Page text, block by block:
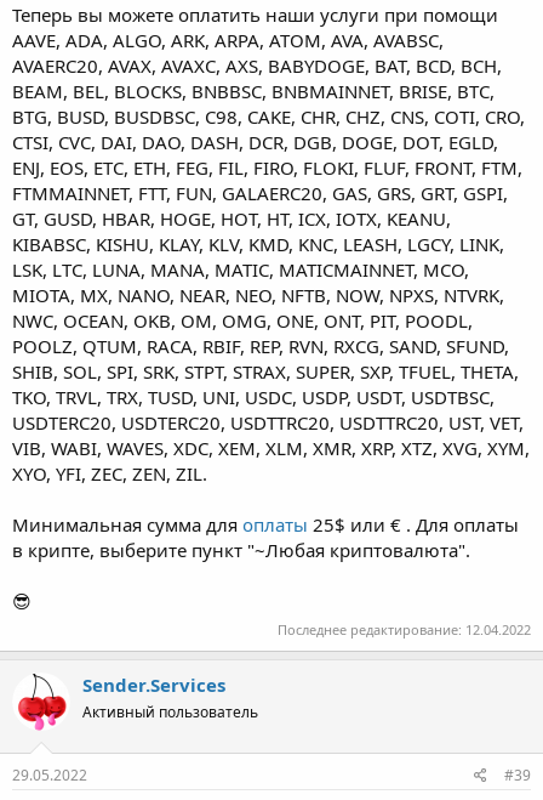
Теперь вы можете оплатить наши услуги при помощи
AAVE, ADA, ALGO, ARK, ARPA, ATOM, AVA, AVABSC,
AVAERC20, AVAX, AVAXC, AXS, BABYDOGE, BAT, BCD, BCH,
BEAM, BEL, BLOCKS, BNBBSC, BNBMAINNET, BRISE, BTC,
BTG, BUSD, BUSDBSC, C98, CAKE, CHR, CHZ, CNS, COTI, CRO,
CTSI, CVC, DAI, DAO, DASH, DCR, DGB, DOGE, DOT, EGLD,
ENJ, EOS, ETC, ETH, FEG, FIL, FIRO, FLOKI, FLUF, FRONT, FTM,
FTMMAINNET, FTT, FUN, GALAERC20, GAS, GRS, GRT, GSPI,
GT, GUSD, HBAR, HOGE, HOT, HT, ICX, IOTX, KEANU,
KIBABSC, KISHU, KLAY, KLV, KMD, KNC, LEASH, LGCY, LINK,
LSK, LTC, LUNA, MANA, MATIC, MATICMAINNET, MCO,
MIOTA, MX, NANO, NEAR, NEO, NFTB, NOW, NPXS, NTVRK,
NWC, OCEAN, OKB, OM, OMG, ONE, ONT, PIT, POODL,
POOLZ, QTUM, RACA, RBIF, REP, RVN, RXCG, SAND, SFUND,
SHIB, SOL, SPI, SRK, STPT, STRAX, SUPER, SXP, TFUEL, THETA,
TKO, TRVL, TRX, TUSD, UNI, USDC, USDP, USDT, USDTBSC,
USDTERC20, USDTERC20, USDTTRC20, USDTTRC20, UST, VET,
VIB, WABI, WAVES, XDC, XEM, XLM, XMR, XRP, XTZ, XVG, XYM,
XYO, YFI, ZEC, ZEN, ZIL.
Минимальная сумма для оплаты 25$ или € . Для оплаты
в крипте, выберите пункт "~Любая криптовалюта".
😎
Последнее редактирование: 12.04.2022
Sender.Services
Активный пользователь
29.05.2022 #39